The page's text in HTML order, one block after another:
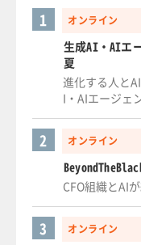
オンライン
1
生成AI・AIエ
夏
進化する人と
I・AIエージェ
オンライン
2
CFO組織とAI
オンライン
3